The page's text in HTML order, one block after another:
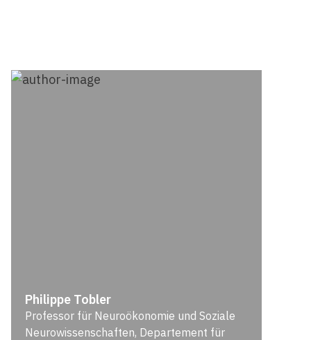
Philippe Tobler
Professor für Neuroökonomie und Soziale
Neurowissenschaften, Departement für